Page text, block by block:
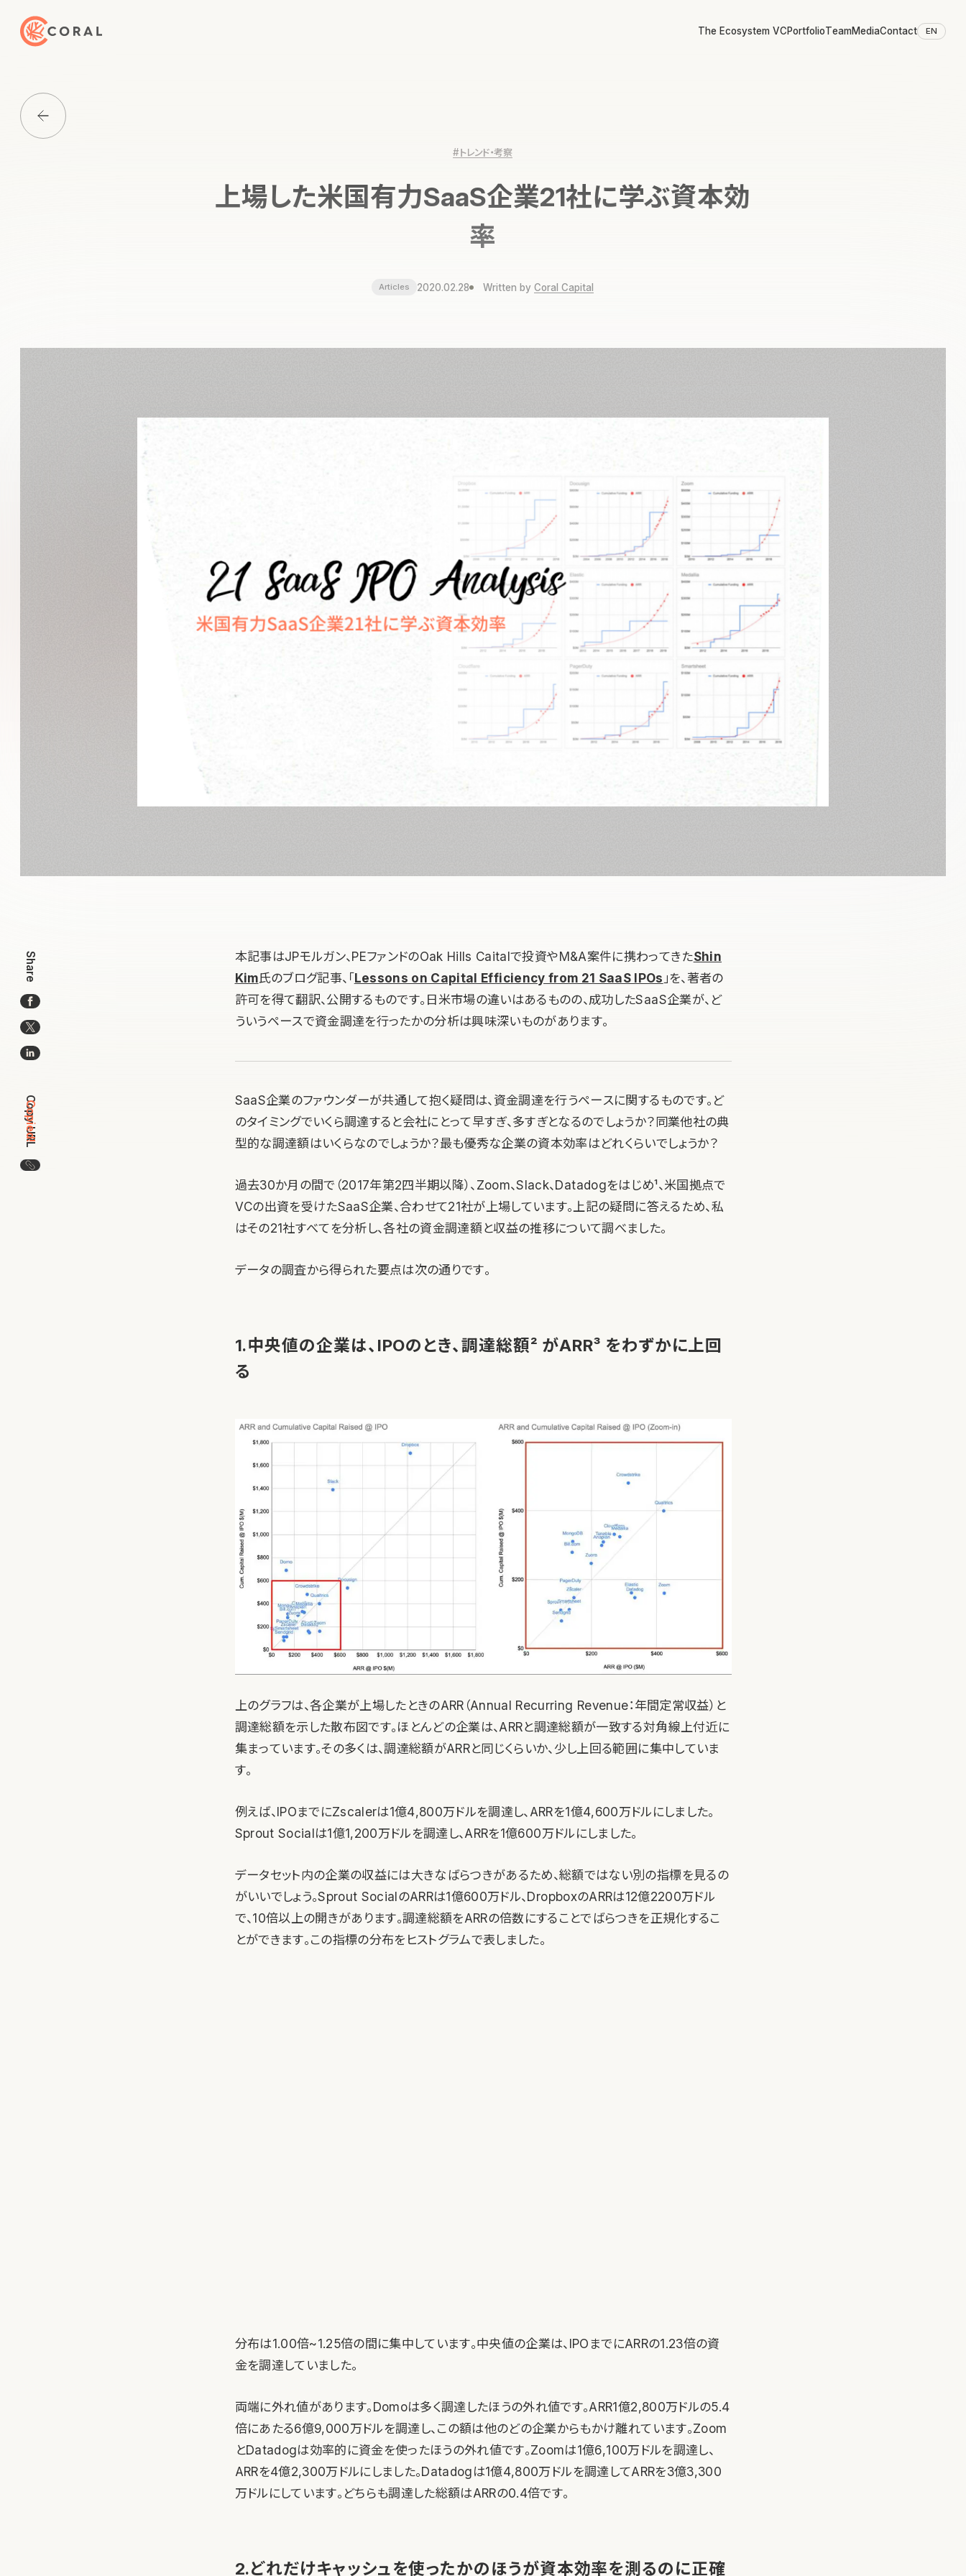
トップページへ戻る
The Ecosystem VCPortfolioTeamMediaContact EN
Media一覧に戻る
#トレンド・考察
上場した米国有力SaaS企業21社に学ぶ資本効
率
Articles 2020.02.28 Written byCoral Capital
Share
Copy URL
Copied!
この記事のURLをコピー
本記事はJPモルガン、PEファンドのOak Hills Caitalで投資やM&A案件に携わってきたShin
Kim氏のブログ記事、「Lessons on Capital Efficiency from 21 SaaS IPOs 」を、著者の
許可を得て翻訳、公開するものです。日米市場の違いはあるものの、成功したSaaS企業が、ど
ういうペースで資金調達を行ったかの分析は興味深いものがあります。
SaaS企業のファウンダーが共通して抱く疑問は、資金調達を行うペースに関するものです。ど
のタイミングでいくら調達すると会社にとって早すぎ、多すぎとなるのでしょうか？同業他社の典
型的な調達額はいくらなのでしょうか？最も優秀な企業の資本効率はどれくらいでしょうか？
過去30か月の間で（2017年第2四半期以降）、Zoom、Slack、Datadogをはじめ¹、米国拠点で
VCの出資を受けたSaaS企業、合わせて21社が上場しています。上記の疑問に答えるため、私
はその21社すべてを分析し、各社の資金調達額と収益の推移について調べました。
データの調査から得られた要点は次の通りです。
1.中央値の企業は、IPOのとき、調達総額² がARR³ をわずかに上回
る
上のグラフは、各企業が上場したときのARR（Annual Recurring Revenue：年間定常収益）と
調達総額を示した散布図です。ほとんどの企業は、ARRと調達総額が一致する対角線上付近に
集まっています。その多くは、調達総額がARRと同じくらいか、少し上回る範囲に集中していま
す。
例えば、IPOまでにZscalerは1億4,800万ドルを調達し、ARRを1億4,600万ドルにしました。
Sprout Socialは1億1,200万ドルを調達し、ARRを1億600万ドルにしました。
データセット内の企業の収益には大きなばらつきがあるため、総額ではない別の指標を見るの
がいいでしょう。Sprout SocialのARRは1億600万ドル、DropboxのARRは12億2200万ドル
で、10倍以上の開きがあります。調達総額をARRの倍数にすることでばらつきを正規化するこ
とができます。この指標の分布をヒストグラムで表しました。
分布は1.00倍~1.25倍の間に集中しています。中央値の企業は、IPOまでにARRの1.23倍の資
金を調達していました。
両端に外れ値があります。Domoは多く調達したほうの外れ値です。ARR1億2,800万ドルの5.4
倍にあたる6億9,000万ドルを調達し、この額は他のどの企業からもかけ離れています。Zoom
とDatadogは効率的に資金を使ったほうの外れ値です。Zoomは1億6,100万ドルを調達し、
ARRを4億2,300万ドルにしました。Datadogは1億4,800万ドルを調達してARRを3億3,300
万ドルにしています。どちらも調達した総額はARRの0.4倍です。
2.どれだけキャッシュを使ったかのほうが資本効率を測るのに正確